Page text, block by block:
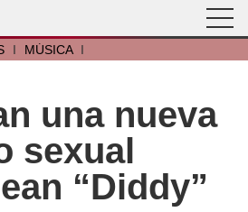
I MÚSICA I
una nueva
sexual
“Diddy”